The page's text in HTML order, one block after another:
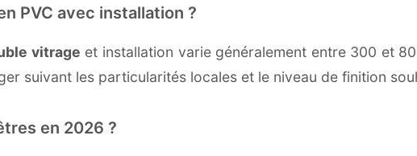
PVC avec installation ?
vitrage et installation varie généralement entre 300 et
suivant les particularités locales et le niveau de finition
en 2026 ?